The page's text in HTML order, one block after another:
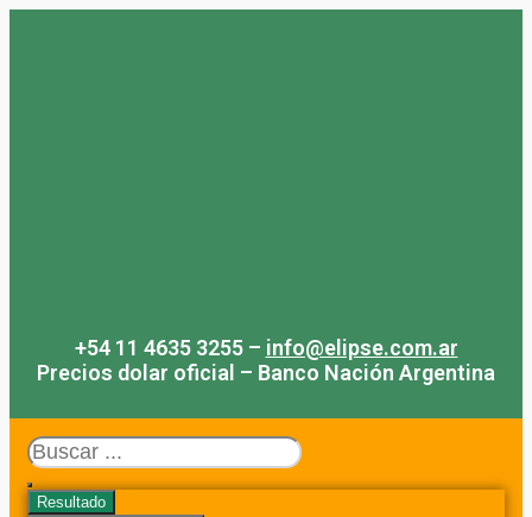
+54 11 4635 3255 – info@elipse.com.ar
Precios dolar oficial – Banco Nación Argentina
Search
...
Resultado